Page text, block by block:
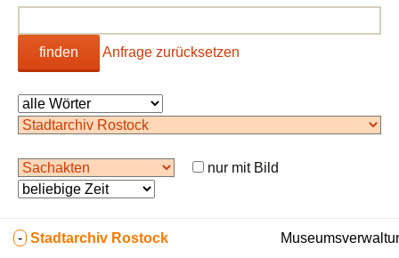
finden Anfrage zurücksetzen
nur mit Bild
- Stadtarchiv Rostock